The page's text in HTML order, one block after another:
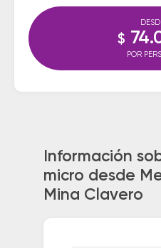
$
POR
Información
micro desde
Mina Clavero